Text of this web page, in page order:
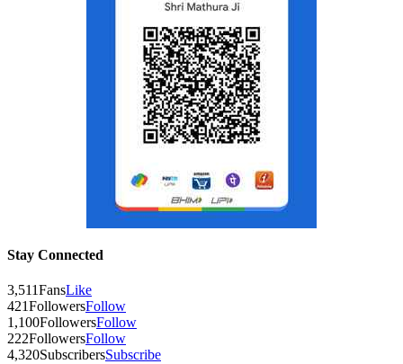
Stay Connected
3,511FansLike
421FollowersFollow
1,100FollowersFollow
222FollowersFollow
4,320SubscribersSubscribe